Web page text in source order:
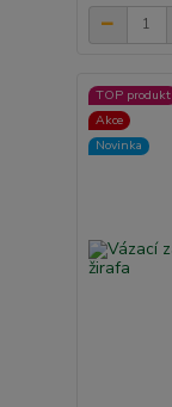
TOP produkt
Akce
Novinka